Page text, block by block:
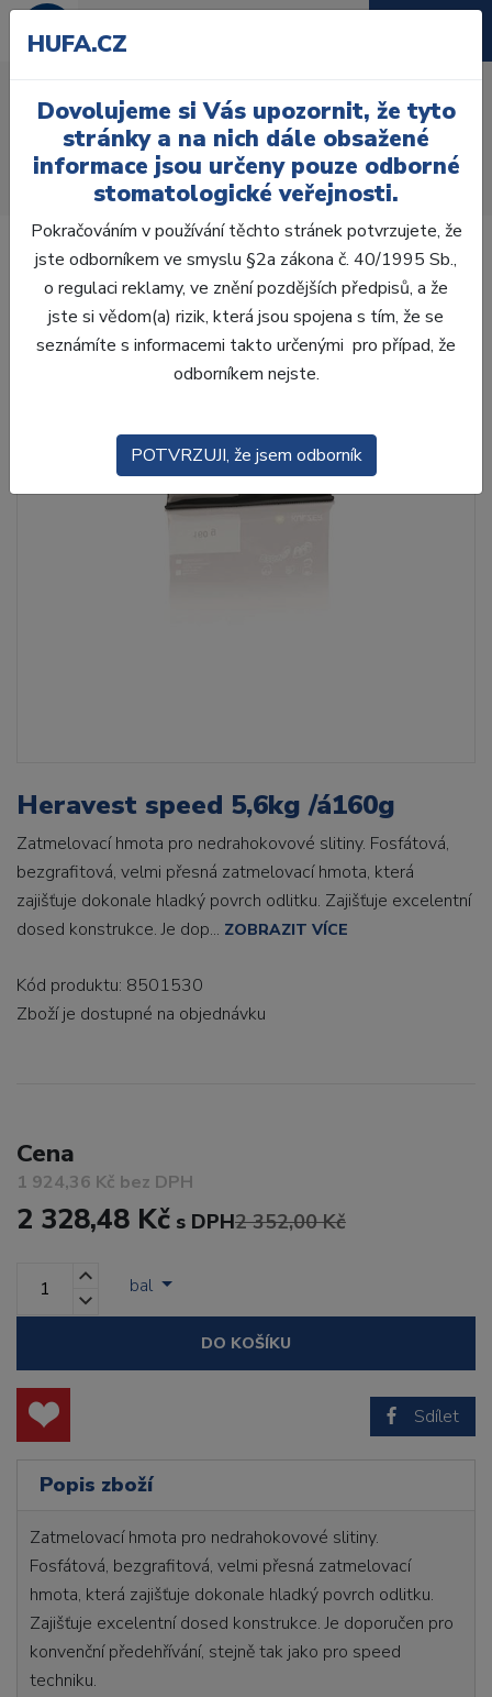
á160g
Úvod Laboratoř Zatmelování
Zatmelovací hmoty
Heravest speed 5,6kg /á160g
Heravest speed 5,6kg /á160g
Zatmelovací hmota pro nedrahokovové slitiny. Fosfátová,
bezgrafitová, velmi přesná zatmelovací hmota, která
zajišťuje dokonale hladký povrch odlitku. Zajišťuje excelentní
dosed konstrukce. Je dop... ZOBRAZIT VÍCE
Kód produktu: 8501530
Zboží je dostupné na objednávku
Cena
1 924,36 Kč bez DPH
2 328,48 Kč s DPH2 352,00 Kč
bal
DO KOŠÍKU
Sdílet
Popis zboží
Zatmelovací hmota pro nedrahokovové slitiny.
Fosfátová, bezgrafitová, velmi přesná zatmelovací
hmota, která zajišťuje dokonale hladký povrch odlitku.
Zajišťuje excelentní dosed konstrukce. Je doporučen pro
konvenční předehřívání, stejně tak jako pro speed
techniku.
HUFA.CZ
Dovolujeme si Vás upozornit, že tyto
stránky a na nich dále obsažené
informace jsou určeny pouze odborné
stomatologické veřejnosti.
Pokračováním v používání těchto stránek potvrzujete, že
jste odborníkem ve smyslu §2a zákona č. 40/1995 Sb.,
o regulaci reklamy, ve znění pozdějších předpisů, a že
jste si vědom(a) rizik, která jsou spojena s tím, že se
seznámíte s informacemi takto určenými pro případ, že
odborníkem nejste.
POTVRZUJI, že jsem odborník